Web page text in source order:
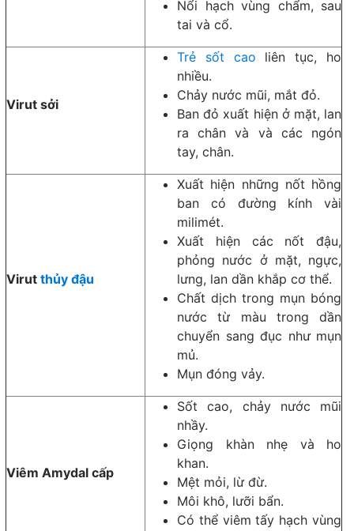
Nổi hạch vùng chẩm, sau
tai và cổ.
Virut sởi
Trẻ sốt cao liên tục, ho
nhiều.
Chảy nước mũi, mắt đỏ.
Ban đỏ xuất hiện ở mặt, lan
ra chân và và các ngón
tay, chân.
Virut thủy đậu
Xuất hiện những nốt hồng
ban có đường kính vài
milimét.
Xuất hiện các nốt đậu,
phỏng nước ở mặt, ngực,
lưng, lan dần khắp cơ thể.
Chất dịch trong mụn bóng
nước từ màu trong dần
chuyển sang đục như mụn
mủ.
Mụn đóng vảy.
Viêm Amydal cấp
Sốt cao, chảy nước mũi
nhầy.
Giọng khàn nhẹ và ho
khan.
Mệt mỏi, lừ đừ.
Môi khô, lưỡi bẩn.
Có thể viêm tấy hạch vùng